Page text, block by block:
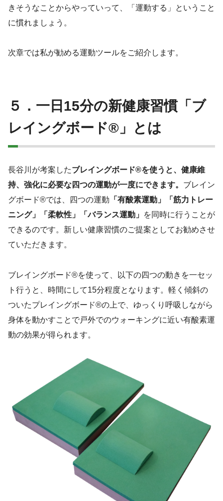
きそうなことからやっていって、「運動する」ということ
に慣れましょう。
次章では私が勧める運動ツールをご紹介します。
５．一日15分の新健康習慣「ブ
レイングボード®」とは
長谷川が考案したブレイングボード®を使うと、健康維
持、強化に必要な四つの運動が一度にできます。 ブレイン
グボード®では、四つの運動 「有酸素運動」「筋力トレー
ニング」「柔軟性」「バランス運動」 を同時に行うことが
できるのです。新しい健康習慣のご提案としてお勧めさせ
ていただきます。
ブレイングボード®を使って、以下の四つの動きを一セッ
ト行うと、時間にして15分程度となります。軽く傾斜の
ついたプレイングボード®の上で、ゆっくり呼吸しながら
身体を動かすことで戸外でのウォーキングに近い有酸素運
動の効果が得られます。